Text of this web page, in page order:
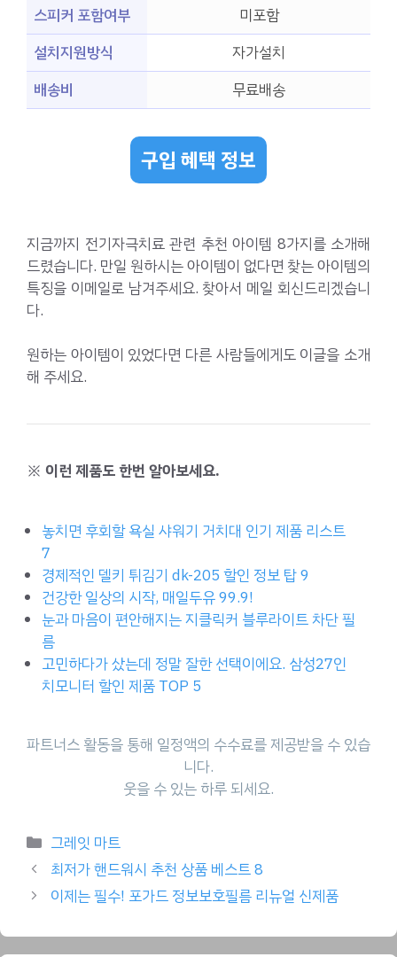
스피커 포함여부
미포함
설치지원방식
자가설치
배송비
무료배송
구입 혜택 정보
지금까지 전기자극치료 관련 추천 아이템 8가지를 소개해
드렸습니다. 만일 원하시는 아이템이 없다면 찾는 아이템의
특징을 이메일로 남겨주세요. 찾아서 메일 회신드리겠습니
다.
원하는 아이템이 있었다면 다른 사람들에게도 이글을 소개
해 주세요.
※ 이런 제품도 한번 알아보세요.
놓치면 후회할 욕실 샤워기 거치대 인기 제품 리스트
7
경제적인 델키 튀김기 dk-205 할인 정보 탑 9
건강한 일상의 시작, 매일두유 99.9!
눈과 마음이 편안해지는 지클릭커 블루라이트 차단 필
름
고민하다가 샀는데 정말 잘한 선택이에요. 삼성27인
치모니터 할인 제품 TOP 5
파트너스 활동을 통해 일정액의 수수료를 제공받을 수 있습
니다.
웃을 수 있는 하루 되세요.
Categories
그레잇 마트
최저가 핸드워시 추천 상품 베스트 8
이제는 필수! 포가드 정보보호필름 리뉴얼 신제품